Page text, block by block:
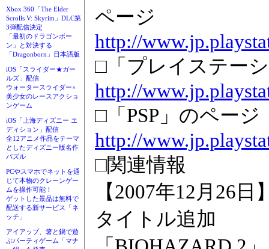
Xbox 360「The Elder
Scrolls V: Skyrim」DLC第
3弾配信決定
「最初のドラゴンボー
ン」と対決する
「Dragonborn」日本語版
iOS「スライダー★ガー
ルズ」配信
ウォータースライダー×
美少女のレースアクショ
ンゲーム
iOS「上海ディズニー エ
ディション」配信
全12アニメ作品をテーマ
としたディズニー版名作
パズル
PCやスマホでネットを通
じて本物のクレーンゲー
ムを操作可能！
ゲットした景品は無料で
配送する新サービス「ネ
ッチ」
アイアップ、箸と鍋で遊
ぶパーティゲーム「マナ
ページ
http://
□「プレイステー
http://
□「PSP」のページ
http://
□関連情報
【2007年12月26
タイトル追加